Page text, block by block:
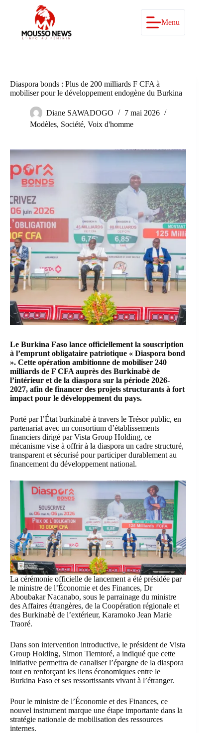
Menu
Diaspora bonds : Plus de 200 milliards F CFA à
mobiliser pour le développement endogène du Burkina
Diane SAWADOGO
7 mai 2026
Modèles, Société, Voix d'homme
Le Burkina Faso lance officiellement la souscription
à l’emprunt obligataire patriotique « Diaspora bond
». Cette opération ambitionne de mobiliser 240
milliards de F CFA auprès des Burkinabè de
l’intérieur et de la diaspora sur la période 2026-
2027, afin de financer des projets structurants à fort
impact pour le développement du pays.
Porté par l’État burkinabè à travers le Trésor public, en
partenariat avec un consortium d’établissements
financiers dirigé par Vista Group Holding, ce
mécanisme vise à offrir à la diaspora un cadre structuré,
transparent et sécurisé pour participer durablement au
financement du développement national.
La cérémonie officielle de lancement a été présidée par
le ministre de l’Économie et des Finances, Dr
Aboubakar Nacanabo, sous le parrainage du ministre
des Affaires étrangères, de la Coopération régionale et
des Burkinabè de l’extérieur, Karamoko Jean Marie
Traoré.
Dans son intervention introductive, le président de Vista
Group Holding, Simon Tiemtoré, a indiqué que cette
initiative permettra de canaliser l’épargne de la diaspora
tout en renforçant les liens économiques entre le
Burkina Faso et ses ressortissants vivant à l’étranger.
Pour le ministre de l’Économie et des Finances, ce
nouvel instrument marque une étape importante dans la
stratégie nationale de mobilisation des ressources
internes.